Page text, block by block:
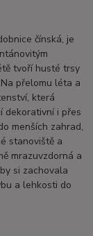
čínská, je
tvoří husté trsy
přelomu léta a
která
dekorativní i přes
menších zahrad,
stanoviště a
mrazuvzdorná a
si zachovala
a lehkosti do